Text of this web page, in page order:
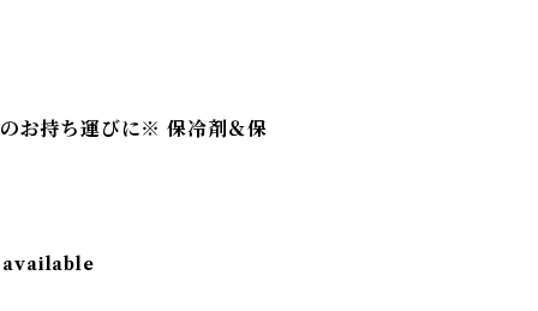
お持ち運びに※ 保冷剤＆保